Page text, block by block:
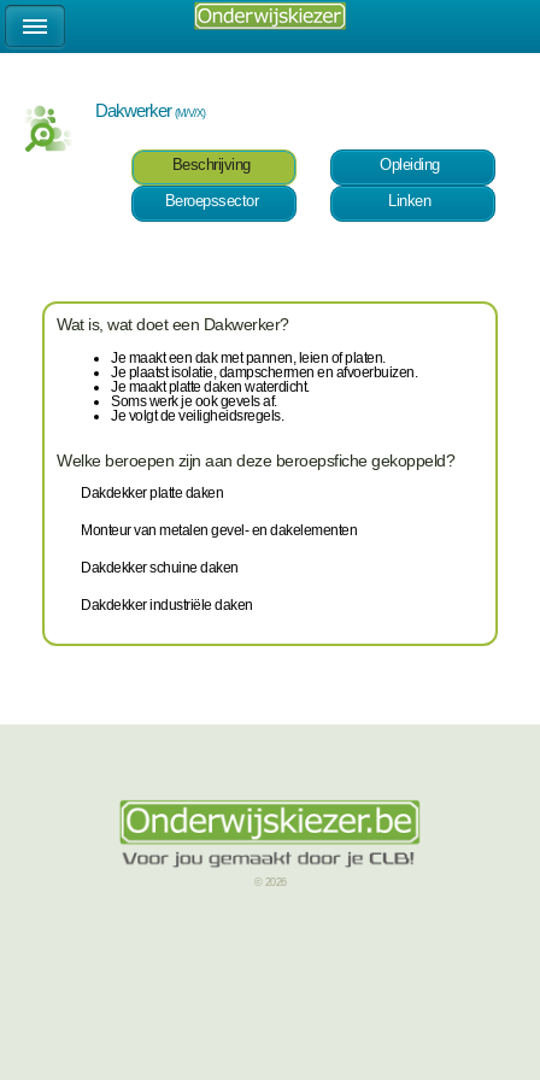
Dakwerker(M/V/X)
Beschrijving
Opleiding
Beroepssector
Linken
Wat is, wat doet een Dakwerker?
Je maakt een dak met pannen, leien of platen.
Je plaatst isolatie, dampschermen en afvoerbuizen.
Je maakt platte daken waterdicht.
Soms werk je ook gevels af.
Je volgt de veiligheidsregels.
Welke beroepen zijn aan deze beroepsfiche gekoppeld?
Dakdekker platte daken
Monteur van metalen gevel- en dakelementen
Dakdekker schuine daken
Dakdekker industriële daken
© 2026